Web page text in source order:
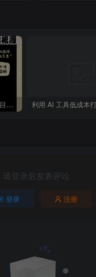
“不略”爆火简笔画书单号项目拆解，利用AI快速制作简笔画书单视频
请登录后发表评论
登录 注册